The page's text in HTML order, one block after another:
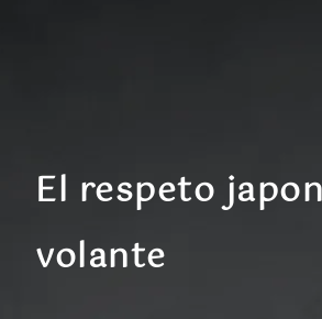
El respeto
volante